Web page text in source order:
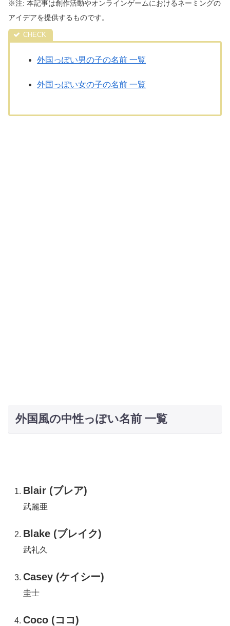
※注: 本記事は創作活動やオンラインゲームにおけるネーミングの
アイデアを提供するものです。
外国っぽい男の子の名前 一覧
外国っぽい女の子の名前 一覧
外国風の中性っぽい名前 一覧
Blair (ブレア)
武麗亜
Blake (ブレイク)
武礼久
Casey (ケイシー)
圭士
Coco (ココ)